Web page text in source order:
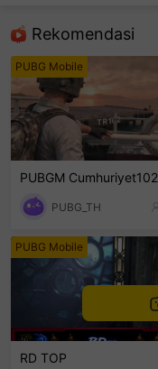
Rekomendasi
PUBG Mobile
PUBGM Cumhuriyet102
PUBG_TH
PUBG Mobile
RD TOP